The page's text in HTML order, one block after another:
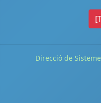
Direcció de